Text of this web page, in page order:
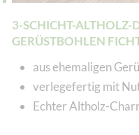
3-SCHICHT-ALTHOLZ-
GERÜSTBOHLEN
aus ehemaligen
verlegefertig mit
Echter Altholz-